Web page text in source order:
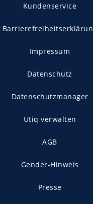
Kundenservice
Impressum
Datenschutz
Datenschutzmanager
Utiq verwalten
AGB
Gender-Hinweis
Presse